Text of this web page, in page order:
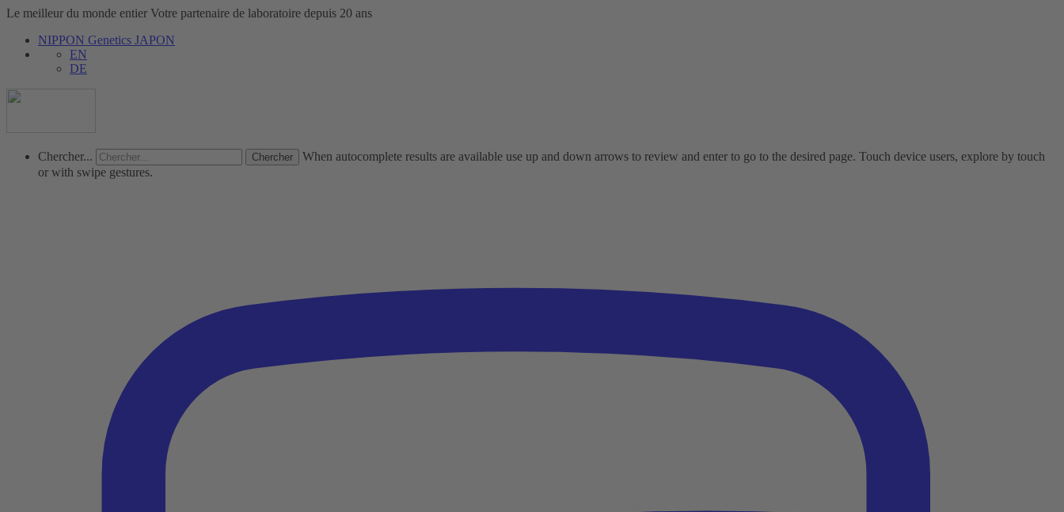
Le meilleur du monde entier Votre partenaire de laboratoire depuis 20 ans
NIPPON Genetics JAPON
EN
DE
Chercher...
When autocomplete results are available use up and down arrows to review and enter to go to the desired page. Touch device users, explore by touch
or with swipe gestures.